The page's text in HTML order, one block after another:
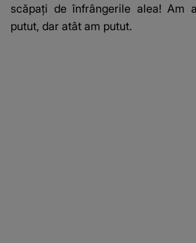
scăpați de înfrângerile alea! Am
putut, dar atât am putut.